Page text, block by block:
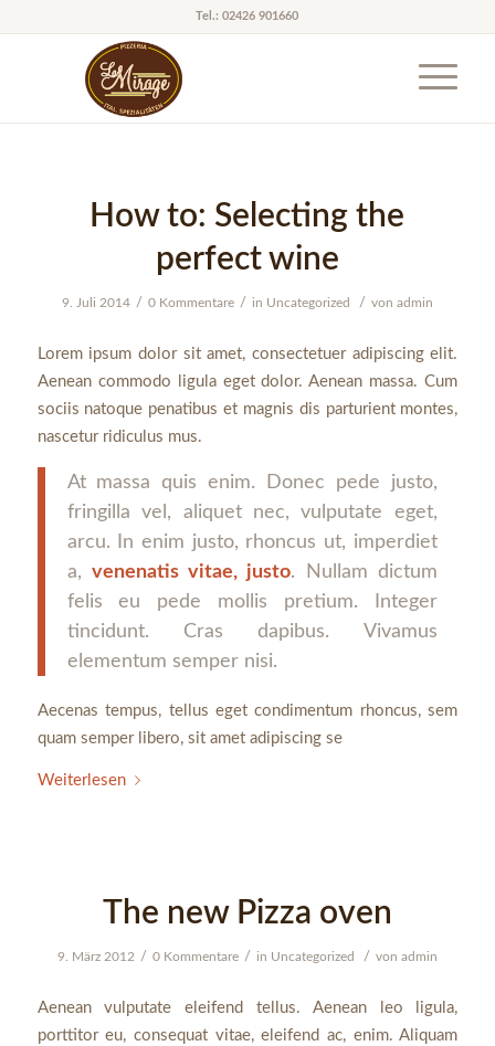
Tel.: 02426 901660
How to: Selecting the
perfect wine
9. Juli 2014 / 0 Kommentare / in Uncategorized / von admin
Lorem ipsum dolor sit amet, consectetuer adipiscing elit.
Aenean commodo ligula eget dolor. Aenean massa. Cum
sociis natoque penatibus et magnis dis parturient montes,
nascetur ridiculus mus.
At massa quis enim. Donec pede justo,
fringilla vel, aliquet nec, vulputate eget,
arcu. In enim justo, rhoncus ut, imperdiet
a, venenatis vitae, justo. Nullam dictum
felis eu pede mollis pretium. Integer
tincidunt. Cras dapibus. Vivamus
elementum semper nisi.
Aecenas tempus, tellus eget condimentum rhoncus, sem
quam semper libero, sit amet adipiscing se
Weiterlesen
The new Pizza oven
9. März 2012 / 0 Kommentare / in Uncategorized / von admin
Aenean vulputate eleifend tellus. Aenean leo ligula,
porttitor eu, consequat vitae, eleifend ac, enim. Aliquam